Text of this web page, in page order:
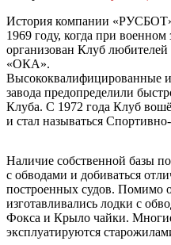
История компании «РУСБОТ»
1969 году, когда при
организован Клуб
«ОКА».
Высококвалифицированные
завода предопределили
Клуба. С 1972 года Клуб
и стал называться
Наличие собственной базы
с обводами и добиваться
построенных судов. Помимо
изготавливались лодки с
Фокса и Крыло чайки.
эксплуатируются